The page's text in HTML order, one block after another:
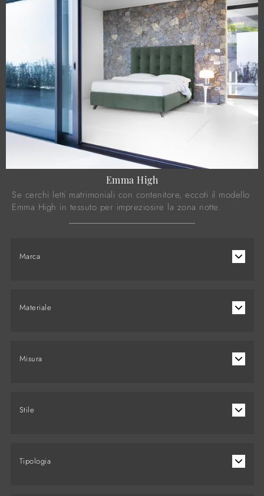
Marca
Materiale
Misura
Stile
Tipologia
Emma High
Se cerchi letti matrimoniali con contenitore, eccoti il modello
Emma High in tessuto per impreziosire la zona notte.